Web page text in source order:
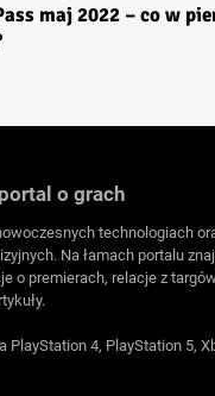
maj 2022 – co w
o grach
technologiach
Na łamach portalu
o premierach, relacje z
PlayStation 4, PlayStation 5,